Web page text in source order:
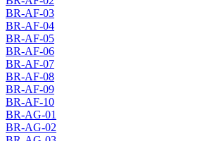
BR-AF-03
BR-AF-04
BR-AF-05
BR-AF-06
BR-AF-07
BR-AF-08
BR-AF-09
BR-AF-10
BR-AG-01
BR-AG-02